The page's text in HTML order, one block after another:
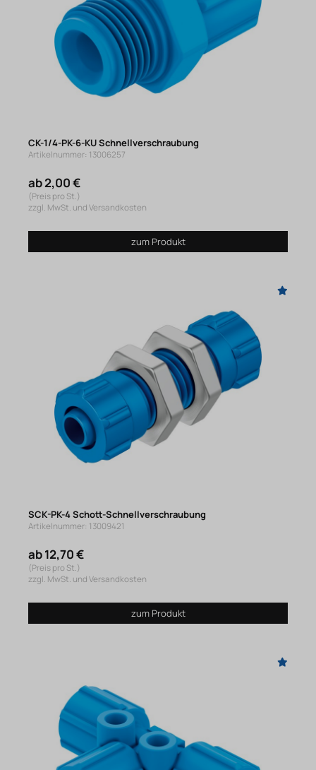
CK-1/4-PK-6-KU Schnellverschraubung
Artikelnummer: 13006257
ab 2,00 €
(Preis pro St.)
zzgl. MwSt. und Versandkosten
zum Produkt
SCK-PK-4 Schott-Schnellverschraubung
Artikelnummer: 13009421
ab 12,70 €
(Preis pro St.)
zzgl. MwSt. und Versandkosten
zum Produkt